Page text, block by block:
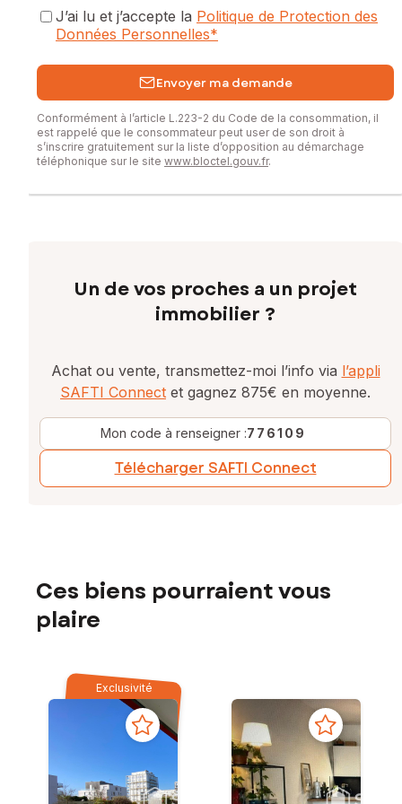
J’ai lu et j’accepte la Politique de Protection des
Données Personnelles*
Envoyer ma demande
Conformément à l’article L.223-2 du Code de la consommation, il
est rappelé que le consommateur peut user de son droit à
s’inscrire gratuitement sur la liste d’opposition au démarchage
téléphonique sur le site www.bloctel.gouv.fr.
Un de vos proches a un projet
immobilier ?
Achat ou vente, transmettez-moi l’info via l’appli
SAFTI Connect et gagnez 875€ en moyenne.
Mon code à renseigner :776109
Télécharger SAFTI Connect
Ces biens pourraient vous
plaire
Exclusivité